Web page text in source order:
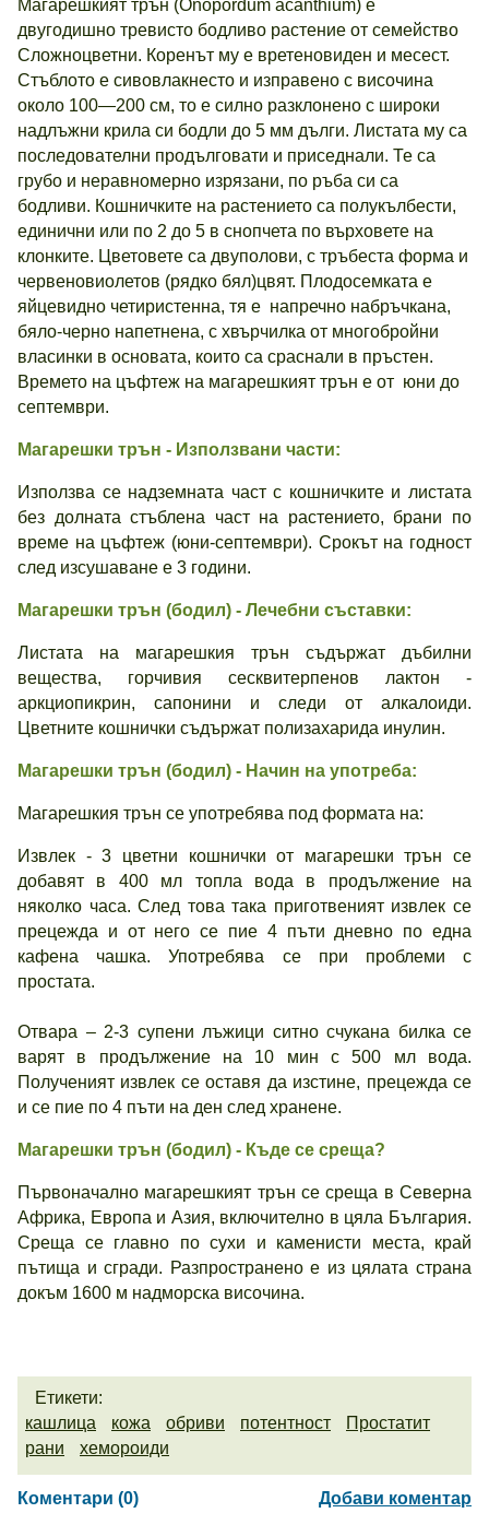
Магарешкият трън (Onopordum acanthium) е
двугодишно тревисто бодливо растение от семейство
Сложноцветни. Коренът му е вретеновиден и месест.
Стъблото е сивовлакнесто и изправено с височина
около 100—200 см, то е силно разклонено с широки
надлъжни крила си бодли до 5 мм дълги. Листата му са
последователни продълговати и приседнали. Те са
грубо и неравномерно изрязани, по ръба си са
бодливи. Кошничките на растението са полукълбести,
единични или по 2 до 5 в снопчета по върховете на
клонките. Цветовете са двуполови, с тръбеста форма и
червеновиолетов (рядко бял)цвят. Плодосемката е
яйцевидно четиристенна, тя е нaпречно набръчкана,
бяло-черно напетнена, с хвърчилка от многобройни
власинки в основата, които са сраснали в пръстен.
Времето на цъфтеж на магарешкият трън е от юни до
септември.
Магарешки трън - Използвани части:
Използва се надземната част с кошничките и листата
без долната стъблена част на растението, брани по
време на цъфтеж (юни-септември). Срокът на годност
след изсушаване е 3 години.
Магарешки трън (бодил) - Лечебни съставки:
Листата на магарешкия трън съдържат дъбилни
вещества, горчивия сесквитерпенов лактон -
аркциопикрин, сапонини и следи от алкалоиди.
Цветните кошнички съдържат полизахарида инулин.
Магарешки трън (бодил) - Начин на употреба:
Магарешкия трън се употребява под формата на:
Извлек - 3 цветни кошнички от магарешки трън се
добавят в 400 мл топла вода в продължение на
няколко часа. След това така приготвеният извлек се
прецежда и от него се пие 4 пъти дневно по една
кафена чашка. Употребява се при проблеми с
простата.
Отвара – 2-3 супени лъжици ситно счукана билка се
варят в продължение на 10 мин с 500 мл вода.
Полученият извлек се оставя да изстине, прецежда се
и се пие по 4 пъти на ден след хранене.
Магарешки трън (бодил) - Къде се среща?
Първоначално магарешкият трън се среща в Северна
Африка, Европа и Азия, включително в цяла България.
Среща се главно по сухи и каменисти места, край
пътища и сгради. Разпространено е из цялата страна
докъм 1600 м надморска височина.
Етикети:
кашлица
кожа обриви потентност
Простатит
рани
хемороиди
Коментари (0)
Добави коментар